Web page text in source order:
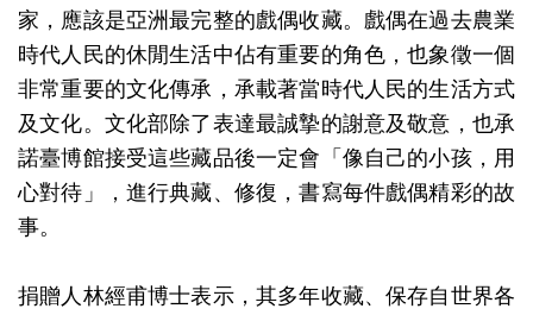
出
版
文
創
典
研
家，應該是亞洲最完整的戲偶收藏。戲偶在過去農業
時代人民的休閒生活中佔有重要的角色，也象徵一個
非常重要的文化傳承，承載著當時代人民的生活方式
及文化。文化部除了表達最誠摯的謝意及敬意，也承
諾臺博館接受這些藏品後一定會「像自己的小孩，用
心對待」，進行典藏、修復，書寫每件戲偶精彩的故
事。
捐贈人林經甫博士表示，其多年收藏、保存自世界各